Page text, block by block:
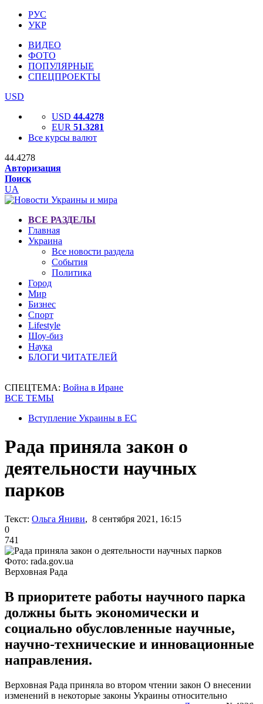
РУС
УКР
ВИДЕО
ФОТО
ПОПУЛЯРНЫЕ
СПЕЦПРОЕКТЫ
USD
USD 44.4278
EUR 51.3281
Все курсы валют
44.4278
Авторизация
Поиск
UA
ВСЕ РАЗДЕЛЫ
Главная
Украина
Все новости раздела
События
Политика
Город
Мир
Бизнес
Спорт
Lifestyle
Шоу-биз
Наука
БЛОГИ ЧИТАТЕЛЕЙ
СПЕЦТЕМА: Война в Иране
ВСЕ ТЕМЫ
Вступление Украины в ЕС
Рада приняла закон о
деятельности научных
парков
Текст: Ольга Яниви, 8 сентября 2021, 16:15
0
741
Фото: rada.gov.ua
Верховная Рада
В приоритете работы научного парка
должны быть экономически и
социально обусловленные научные,
научно-технические и инновационные
направления.
Верховная Рада приняла во втором чтении закон О внесении
изменений в некоторые законы Украины относительно